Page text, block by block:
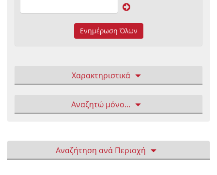
Ενημέρωση Όλων
Χαρακτηριστικά
Αναζητώ μόνο...
Αναζήτηση ανά Περιοχή